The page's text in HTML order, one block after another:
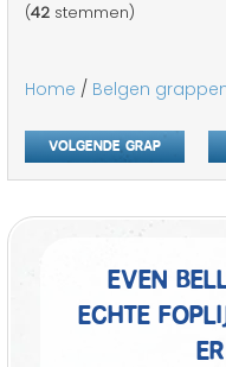
(42 stemmen)
Home / Belgen
Volgende grap
Even
echte